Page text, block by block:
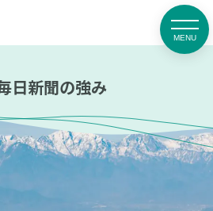
新聞の強み
での流れ
ィング局連絡先
日新聞の強み